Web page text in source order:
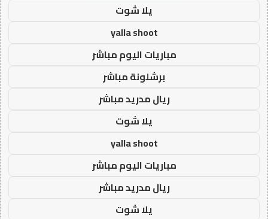
يلا شوت
yalla shoot
مباريات اليوم مباشر
برشلونة مباشر
ريال مدريد مباشر
يلا شوت
yalla shoot
مباريات اليوم مباشر
ريال مدريد مباشر
يلا شوت